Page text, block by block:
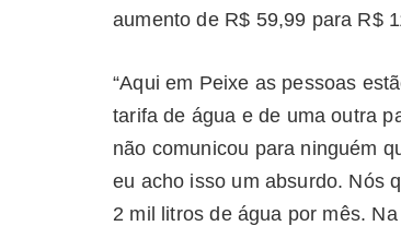
aumento de R$ 59,99 para R$
“Aqui em Peixe as pessoas
tarifa de água e de uma outra
não comunicou para ninguém
eu acho isso um absurdo. Nós
2 mil litros de água por mês.